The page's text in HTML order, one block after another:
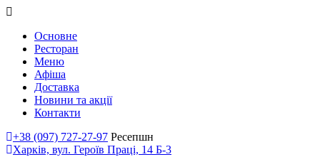
Основне
Ресторан
Меню
Афіша
Доставка
Новини та акції
Контакти
+38 (097) 727-27-97 Ресепшн
Харків, вул. Героїв Праці, 14 Б-3